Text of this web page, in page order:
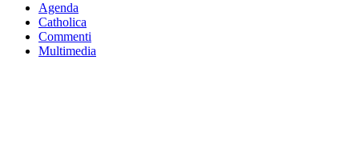
Agenda
Catholica
Commenti
Multimedia